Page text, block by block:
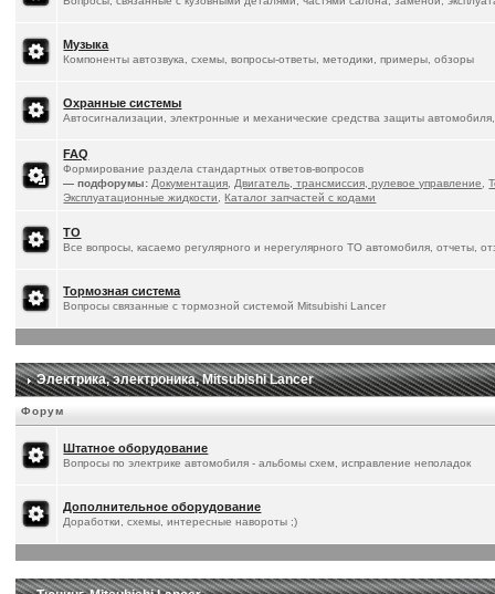
Музыка
Компоненты автозвука, схемы, вопросы-ответы, методики, примеры, обзоры
Охранные системы
Автосигнализации, электронные и механические средства защиты
FAQ
Формирование раздела стандартных ответов-вопросов
— подфорумы: Документация Двигатель, трансмиссия, рулевое управление ,
Эксплуатационные жидкости
,Каталог запчастей с кодами
ТО
Все вопросы, касаемо регулярного и нерегулярного ТО автомобиля, отчеты,
Тормозная система
Вопросы связанные с тормозной системой Mitsubishi Lancer
Электрика, электроника, Mitsubishi Lancer
Форум
Штатное оборудование
Вопросы по электрике автомобиля - альбомы схем, исправление неполадок
Дополнительное оборудование
Доработки, схемы, интересные навороты ;)